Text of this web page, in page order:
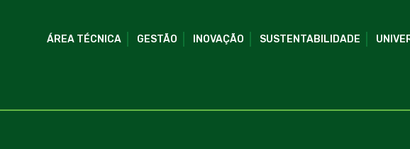
ÁREA TÉCNICA GESTÃO INOVAÇÃO SUSTENTABILIDADE